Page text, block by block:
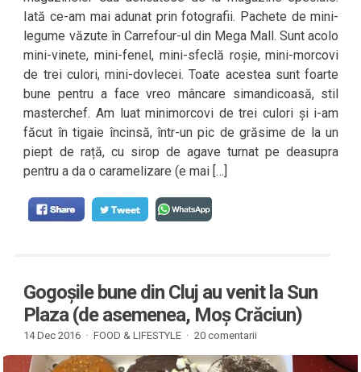
Iată ce-am mai adunat prin fotografii. Pachete de mini-
legume văzute în Carrefour-ul din Mega Mall. Sunt acolo
mini-vinete, mini-fenel, mini-sfeclă roșie, mini-morcovi
de trei culori, mini-dovlecei. Toate acestea sunt foarte
bune pentru a face vreo mâncare simandicoasă, stil
masterchef. Am luat minimorcovi de trei culori și i-am
făcut în tigaie încinsă, într-un pic de grăsime de la un
piept de rață, cu sirop de agave turnat pe deasupra
pentru a da o caramelizare (e mai […]
Gogoșile bune din Cluj au venit la Sun
Plaza (de asemenea, Moș Crăciun)
14 Dec 2016 · FOOD & LIFESTYLE · 20 comentarii